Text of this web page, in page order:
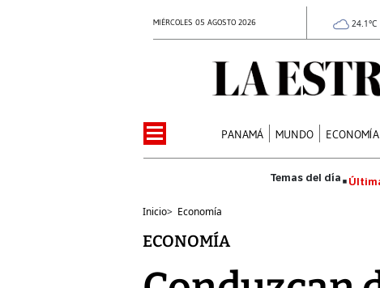
MIÉRCOLES 05 AGOSTO 2026 24.1°C
PANAMÁ MUNDO ECONOMÍA
Inicio> Economía
ECONOMÍA